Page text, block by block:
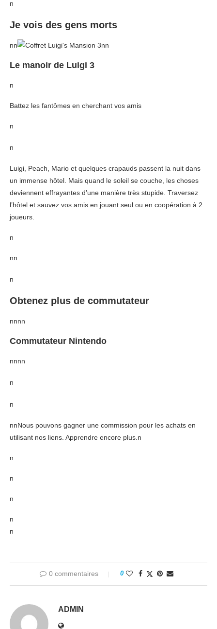
n
Je vois des gens morts
nn nn
Le manoir de Luigi 3
n
Battez les fantômes en cherchant vos amis
n
n
Luigi, Peach, Mario et quelques crapauds passent la nuit dans
un immense hôtel. Mais quand le soleil se couche, les choses
deviennent effrayantes d’une manière très stupide. Traversez
l’hôtel et sauvez vos amis en jouant seul ou en coopération à 2
joueurs.
n
nn
n
Obtenez plus de commutateur
nnnn
Commutateur Nintendo
nnnn
n
n
nnNous pouvons gagner une commission pour les achats en
utilisant nos liens. Apprendre encore plus.n
n
n
n
n
n
0 commentaires 0
ADMIN